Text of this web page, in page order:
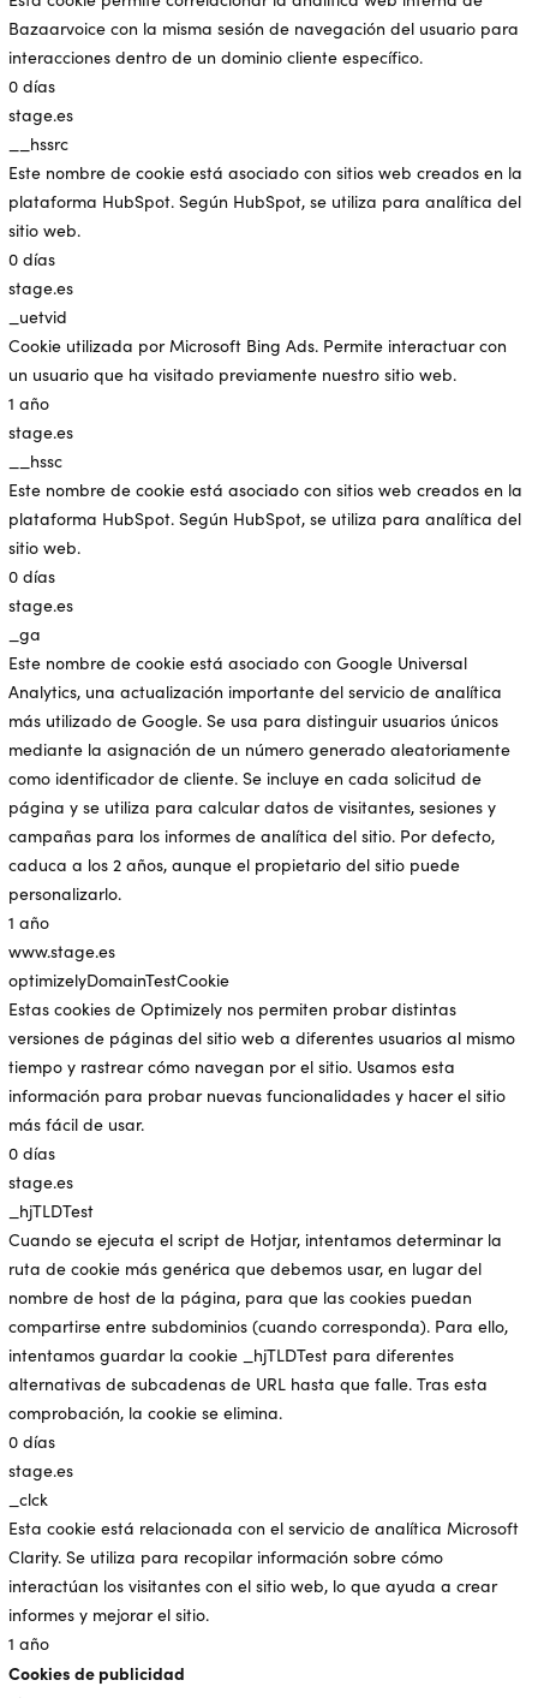
Bazaarvoice con la misma sesión de navegación del usuario para
interacciones dentro de un dominio cliente específico.
0 días
stage.es
__hssrc
Este nombre de cookie está asociado con sitios web creados en la
plataforma HubSpot. Según HubSpot, se utiliza para analítica del
sitio web.
0 días
stage.es
_uetvid
Cookie utilizada por Microsoft Bing Ads. Permite interactuar con
un usuario que ha visitado previamente nuestro sitio web.
1 año
stage.es
__hssc
Este nombre de cookie está asociado con sitios web creados en la
plataforma HubSpot. Según HubSpot, se utiliza para analítica del
sitio web.
0 días
stage.es
_ga
Este nombre de cookie está asociado con Google Universal
Analytics, una actualización importante del servicio de analítica
más utilizado de Google. Se usa para distinguir usuarios únicos
mediante la asignación de un número generado aleatoriamente
como identificador de cliente. Se incluye en cada solicitud de
página y se utiliza para calcular datos de visitantes, sesiones y
campañas para los informes de analítica del sitio. Por defecto,
caduca a los 2 años, aunque el propietario del sitio puede
personalizarlo.
1 año
www.stage.es
optimizelyDomainTestCookie
Estas cookies de Optimizely nos permiten probar distintas
versiones de páginas del sitio web a diferentes usuarios al mismo
tiempo y rastrear cómo navegan por el sitio. Usamos esta
información para probar nuevas funcionalidades y hacer el sitio
más fácil de usar.
0 días
stage.es
_hjTLDTest
Cuando se ejecuta el script de Hotjar, intentamos determinar la
ruta de cookie más genérica que debemos usar, en lugar del
nombre de host de la página, para que las cookies puedan
compartirse entre subdominios (cuando corresponda). Para ello,
intentamos guardar la cookie _hjTLDTest para diferentes
alternativas de subcadenas de URL hasta que falle. Tras esta
comprobación, la cookie se elimina.
0 días
stage.es
_clck
Esta cookie está relacionada con el servicio de analítica Microsoft
Clarity. Se utiliza para recopilar información sobre cómo
interactúan los visitantes con el sitio web, lo que ayuda a crear
informes y mejorar el sitio.
1 año
Cookies de publicidad